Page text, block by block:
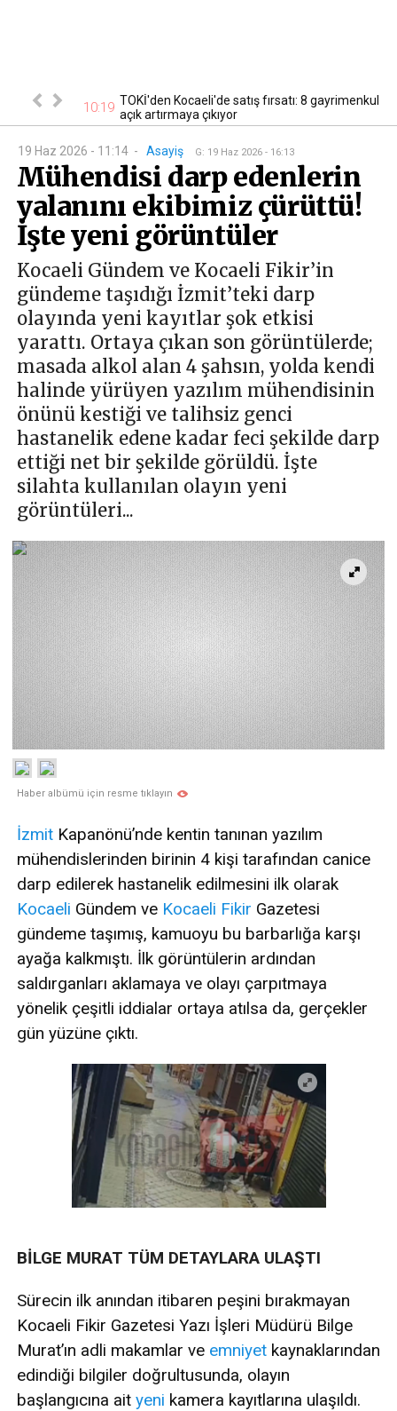
Başvurular 10:19 TOKİ'den Kocaeli'de satış fırsatı: 8 gayrimenkul
açık artırmaya çıkıyor
19 Haz 2026 - 11:14 - Asayiş G: 19 Haz 2026 - 16:13
Mühendisi darp edenlerin
yalanını ekibimiz çürüttü!
İşte yeni görüntüler
Kocaeli Gündem ve Kocaeli Fikir’in
gündeme taşıdığı İzmit’teki darp
olayında yeni kayıtlar şok etkisi
yarattı. Ortaya çıkan son görüntülerde;
masada alkol alan 4 şahsın, yolda kendi
halinde yürüyen yazılım mühendisinin
önünü kestiği ve talihsiz genci
hastanelik edene kadar feci şekilde darp
ettiği net bir şekilde görüldü. İşte
silahta kullanılan olayın yeni
görüntüleri...
Haber albümü için resme tıklayın
İzmit Kapanönü’nde kentin tanınan yazılım
mühendislerinden birinin 4 kişi tarafından canice
darp edilerek hastanelik edilmesini ilk olarak
Kocaeli Gündem ve Kocaeli Fikir Gazetesi
gündeme taşımış, kamuoyu bu barbarlığa karşı
ayağa kalkmıştı. İlk görüntülerin ardından
saldırganları aklamaya ve olayı çarpıtmaya
yönelik çeşitli iddialar ortaya atılsa da, gerçekler
gün yüzüne çıktı.
BİLGE MURAT TÜM DETAYLARA ULAŞTI
Sürecin ilk anından itibaren peşini bırakmayan
Kocaeli Fikir Gazetesi Yazı İşleri Müdürü Bilge
Murat’ın adli makamlar ve emniyet kaynaklarından
edindiği bilgiler doğrultusunda, olayın
başlangıcına ait yeni kamera kayıtlarına ulaşıldı.